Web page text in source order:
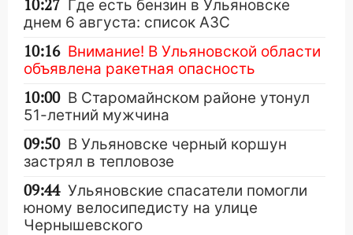
10:27 Где есть бензин в Ульяновске
днем 6 августа: список АЗС
10:16 Внимание! В Ульяновской области
объявлена ракетная опасность
10:00 В Старомайнском районе утонул
51-летний мужчина
09:50 В Ульяновске черный коршун
застрял в тепловозе
09:44 Ульяновские спасатели помогли
юному велосипедисту на улице
Чернышевского